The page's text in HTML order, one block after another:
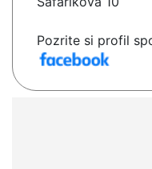
Pozrite si profil